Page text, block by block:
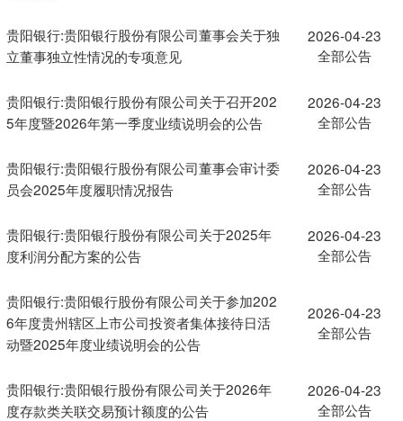
贵阳银行:贵阳银行股份有限公司董事会关于独
立董事独立性情况的专项意见
2026-04-23
全部公告
贵阳银行:贵阳银行股份有限公司关于召开202
5年度暨2026年第一季度业绩说明会的公告
2026-04-23
全部公告
贵阳银行:贵阳银行股份有限公司董事会审计委
员会2025年度履职情况报告
2026-04-23
全部公告
贵阳银行:贵阳银行股份有限公司关于2025年
度利润分配方案的公告
2026-04-23
全部公告
贵阳银行:贵阳银行股份有限公司关于参加202
6年度贵州辖区上市公司投资者集体接待日活
动暨2025年度业绩说明会的公告
2026-04-23
全部公告
贵阳银行:贵阳银行股份有限公司关于2026年
度存款类关联交易预计额度的公告
2026-04-23
全部公告